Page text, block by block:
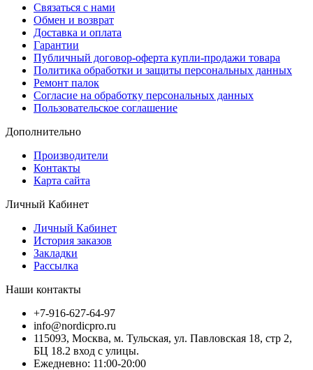
Связаться с нами
Обмен и возврат
Доставка и оплата
Гарантии
Публичный договор-оферта купли-продажи товара
Политика обработки и защиты персональных данных
Ремонт палок
Согласие на обработку персональных данных
Пользовательское соглашение
Дополнительно
Производители
Контакты
Карта сайта
Личный Кабинет
Личный Кабинет
История заказов
Закладки
Рассылка
Наши контакты
+7-916-627-64-97
info@nordicpro.ru
115093, Москва, м. Тульская, ул. Павловская 18, стр 2,
БЦ 18.2 вход с улицы.
Ежедневно: 11:00-20:00